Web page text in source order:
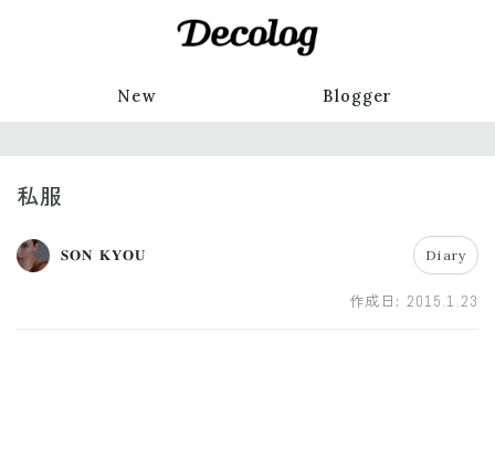
New Blogger
私服
𝐒𝐎𝐍 𝐊𝐘𝐎𝐔 Diary
作成日: 2015.1.23